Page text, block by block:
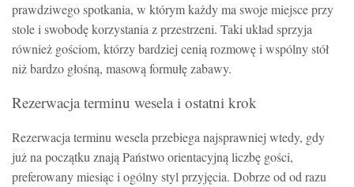
prawdziwego spotkania, w którym każdy ma swoje miejsce przy
stole i swobodę korzystania z przestrzeni. Taki układ sprzyja
również gościom, którzy bardziej cenią rozmowę i wspólny stół
niż bardzo głośną, masową formułę zabawy.
Rezerwacja terminu wesela i ostatni krok
Rezerwacja terminu wesela przebiega najsprawniej wtedy, gdy
już na początku znają Państwo orientacyjną liczbę gości,
preferowany miesiąc i ogólny styl przyjęcia. Dobrze od od razu